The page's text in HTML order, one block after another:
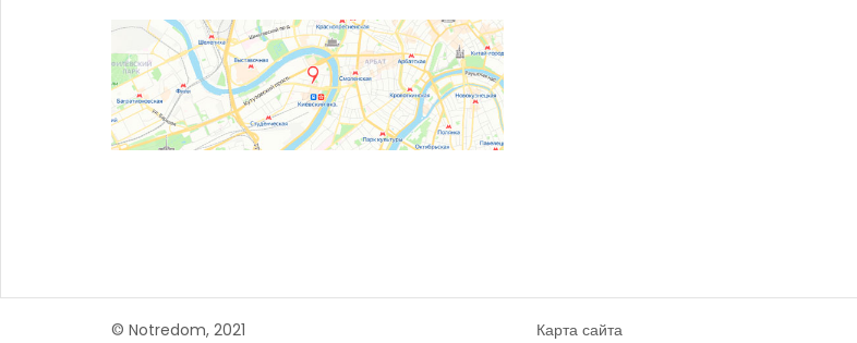
© Notredom, 2021 Карта сайта